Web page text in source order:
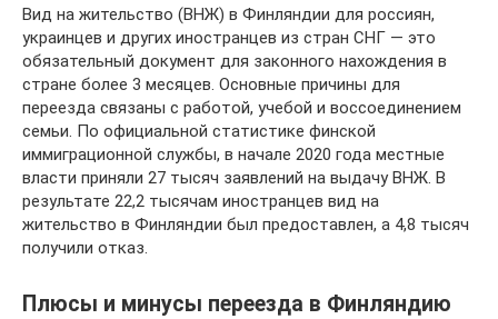
Вид на жительство (ВНЖ) в Финляндии для россиян,
украинцев и других иностранцев из стран СНГ — это
обязательный документ для законного нахождения в
стране более 3 месяцев. Основные причины для
переезда связаны с работой, учебой и воссоединением
семьи. По официальной статистике финской
иммиграционной службы, в начале 2020 года местные
власти приняли 27 тысяч заявлений на выдачу ВНЖ. В
результате 22,2 тысячам иностранцев вид на
жительство в Финляндии был предоставлен, а 4,8 тысяч
получили отказ.
Плюсы и минусы переезда в Финляндию